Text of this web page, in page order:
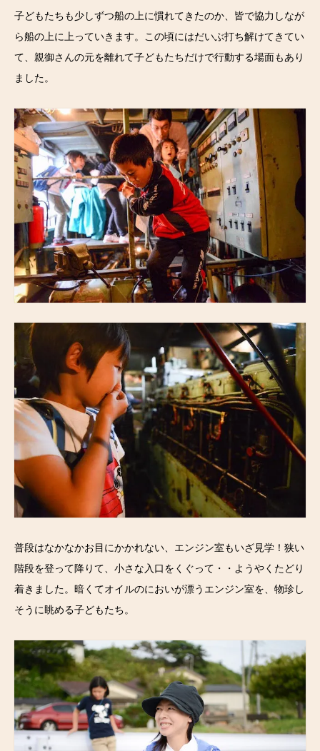
子どもたちも少しずつ船の上に慣れてきたのか、皆で協力しなが
ら船の上に上っていきます。この頃にはだいぶ打ち解けてきてい
て、親御さんの元を離れて子どもたちだけで行動する場面もあり
ました。
普段はなかなかお目にかかれない、エンジン室もいざ見学！狭い
階段を登って降りて、小さな入口をくぐって・・ようやくたどり
着きました。暗くてオイルのにおいが漂うエンジン室を、物珍し
そうに眺める子どもたち。